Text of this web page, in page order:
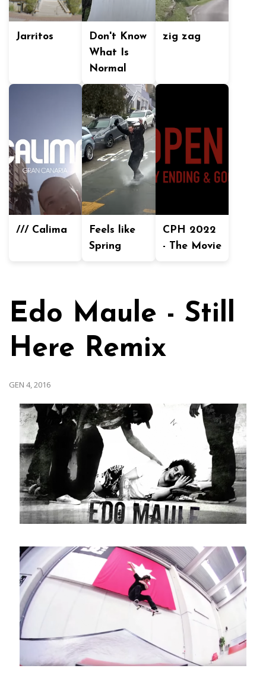
Jarritos
Don't Know
What Is
Normal
zig zag
/// Calima
Feels like
Spring
CPH 2022
- The Movie
Edo Maule - Still
Here Remix
GEN 4, 2016